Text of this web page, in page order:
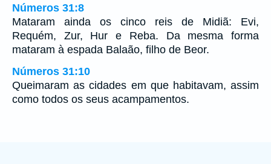
Números 31:8
Mataram ainda os cinco reis de Midiã: Evi,
Requém, Zur, Hur e Reba. Da mesma forma
mataram à espada Balaão, filho de Beor.
Números 31:10
Queimaram as cidades em que habitavam, assim
como todos os seus acampamentos.